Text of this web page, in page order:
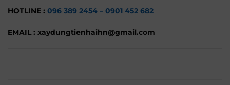
HOTLINE : 096 389 2454 – 0901 452 682
EMAIL : xaydungtienhaihn@gmail.com